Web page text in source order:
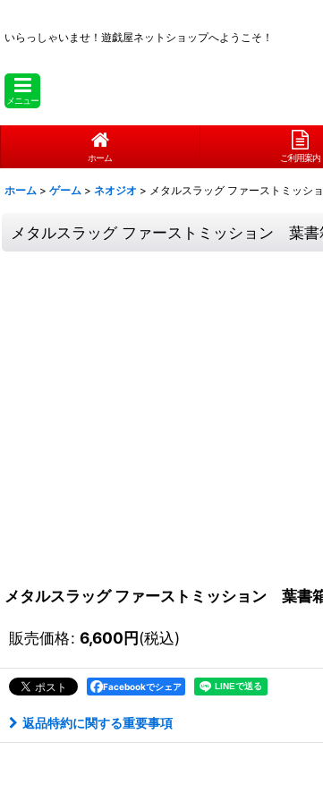
いらっしゃいませ！ 遊戯屋ネットショップへようこそ！
メニュー
ホーム ご利用案内
ホーム > ゲーム > ネオジオ > メタルスラッグ ファーストミッ
メタルスラッグ ファーストミッション 葉
メタルスラッグ ファーストミッション 葉書
販売価格: 6,600円(税込)
Facebookでシェア
返品特約に関する重要事項